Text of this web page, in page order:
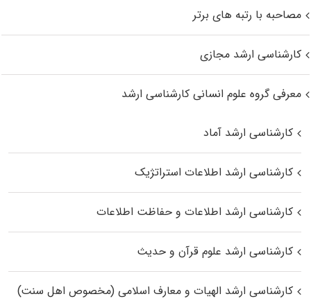
مصاحبه با رتبه های برتر
کارشناسی ارشد مجازی
معرفی گروه علوم انسانی کارشناسی ارشد
کارشناسی ارشد آماد
کارشناسی ارشد اطلاعات استراتژیک
کارشناسی ارشد اطلاعات و حفاظت اطلاعات
کارشناسی ارشد علوم قرآن و حدیث
کارشناسی ارشد الهیات و معارف اسلامی (مخصوص اهل سنت)